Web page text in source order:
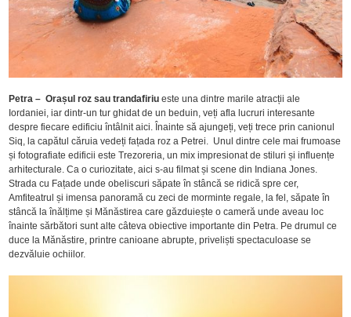
Petra – Orașul roz sau trandafiriueste una dintre marile atracții ale
Iordaniei, iar dintr-un tur ghidat de un beduin, veți afla lucruri interesante
despre fiecare edificiu întâlnit aici. Înainte să ajungeți, veți trece prin canionul
Siq, la capătul căruia vedeți fațada roz a Petrei. Unul dintre cele mai frumoase
și fotografiate edificii este Trezoreria, un mix impresionat de stiluri și influențe
arhitecturale. Ca o curiozitate, aici s-au filmat și scene din Indiana Jones.
Strada cu Fațade unde obeliscuri săpate în stâncă se ridică spre cer,
Amfiteatrul și imensa panoramă cu zeci de morminte regale, la fel, săpate în
stâncă la înălțime și Mănăstirea care găzduiește o cameră unde aveau loc
înainte sărbători sunt alte câteva obiective importante din Petra. Pe drumul ce
duce la Mănăstire, printre canioane abrupte, priveliști spectaculoase se
dezvăluie ochiilor.